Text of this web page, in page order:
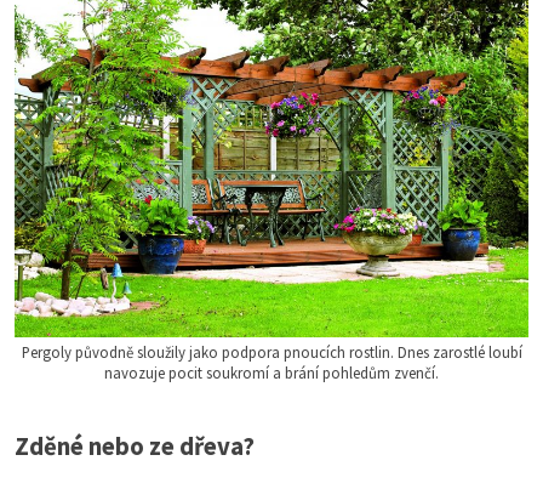
Pergoly původně sloužily jako podpora pnoucích rostlin. Dnes zarostlé loubí
navozuje pocit soukromí a brání pohledům zvenčí.
Zděné nebo ze dřeva?